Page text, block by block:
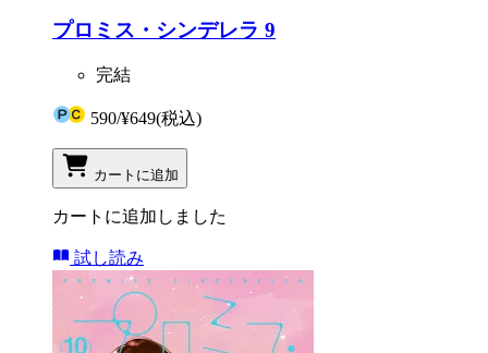
プロミス・シンデレラ 9
完結
590/¥649(税込)
カートに追加
カートに追加しました
試し読み